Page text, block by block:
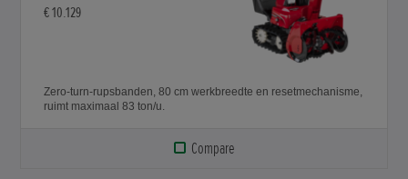
€ 10.129
Zero-turn-rupsbanden, 80 cm werkbreedte en resetmechanisme,
ruimt maximaal 83 ton/u.
Compare